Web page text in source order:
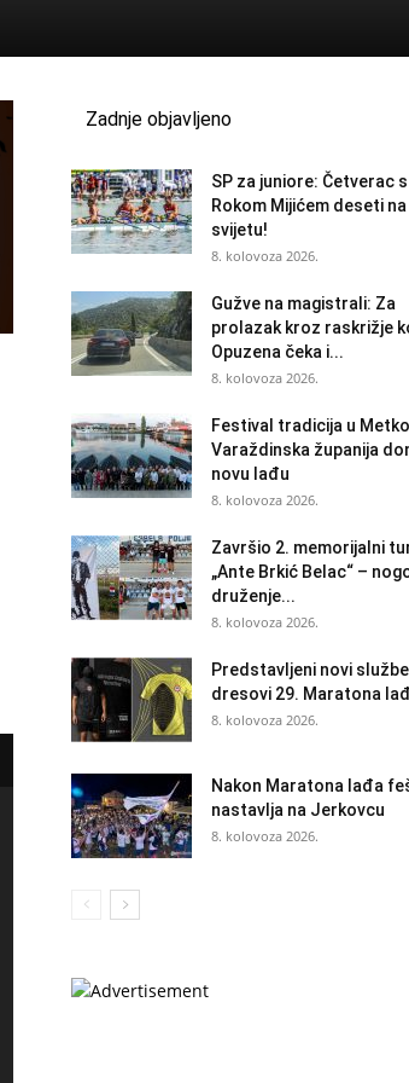
Zadnje objavljeno
SP za juniore: Četverac s
Rokom Mijićem deseti na
svijetu!
8. kolovoza 2026.
Gužve na magistrali: Za
prolazak kroz raskrižje
Opuzena čeka i...
8. kolovoza 2026.
Festival tradicija u
Varaždinska županija
novu lađu
8. kolovoza 2026.
Završio 2. memorijalni
„Ante Brkić Belac“ –
druženje...
8. kolovoza 2026.
Predstavljeni novi
dresovi 29. Maratona
8. kolovoza 2026.
Nakon Maratona lađa
nastavlja na Jerkovcu
8. kolovoza 2026.